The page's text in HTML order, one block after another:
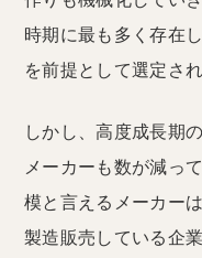
時期に最も多く存在
を前提として選定さ
しかし、高度成長期
メーカーも数が減っ
模と言えるメーカー
製造販売している企